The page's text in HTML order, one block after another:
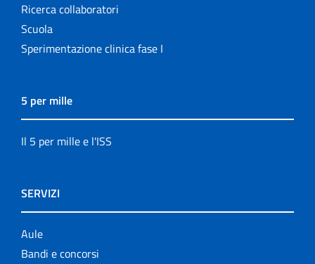
Ricerca collaboratori
Scuola
Sperimentazione clinica fase I
5 per mille
Il 5 per mille e l'ISS
SERVIZI
Aule
Bandi e concorsi